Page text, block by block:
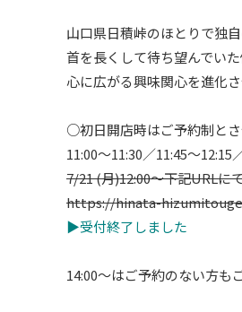
山口県日積峠のほとりで独
首を長くして待ち望んでい
心に広がる興味関心を進化さ
○初日開店時はご予約制とさ
11:00〜11:30／11:45～12:15
7/21 (月)12:00〜下記URLに
https://hinata-
▶︎受付終了しました
14:00〜はご予約のない方も